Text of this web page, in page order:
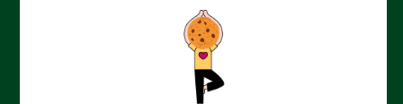
Erfolgreich bewerben mit Ausbildungspark: Wir